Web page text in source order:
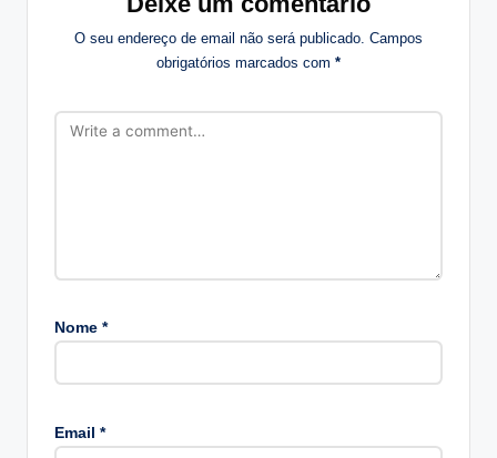
O seu endereço de email não será publicado. Campos
obrigatórios marcados com *
Nome *
Email *
e